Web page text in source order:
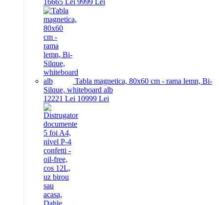
16665 Lei 9999 Lei
Tabla magnetica, 80x60 cm - rama lemn, Bi-
Silque, whiteboard alb
12221 Lei 10999 Lei